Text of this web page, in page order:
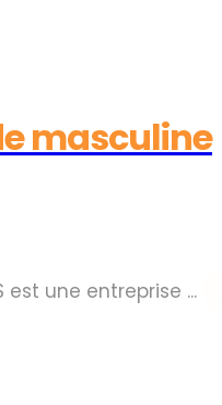
masculine
est une entreprise ...